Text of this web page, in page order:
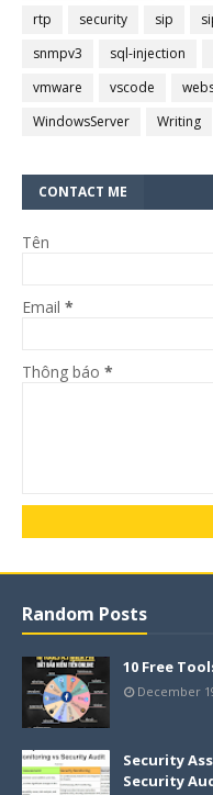
rtp
security sip
snmpv3
sql-injection
vmware
vscode
WindowsServer
Writing
CONTACT ME
Tên
Email *
Thông báo *
Random Posts
10 Free
December
Security
Security